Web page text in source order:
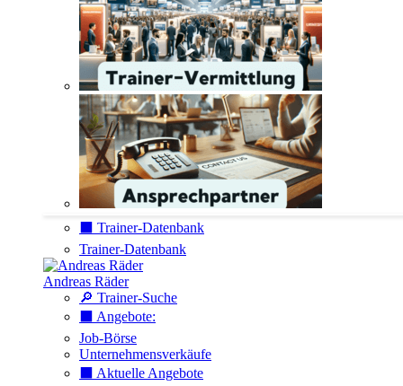
⬛️ Trainer-Datenbank
Trainer-Datenbank
Andreas Räder
🔎 Trainer-Suche
⬛️ Angebote:
Job-Börse
Unternehmensverkäufe
⬛️ Aktuelle Angebote